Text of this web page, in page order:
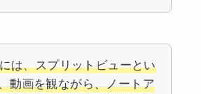
は、スプリットビューとい
動画を観ながら、ノートア